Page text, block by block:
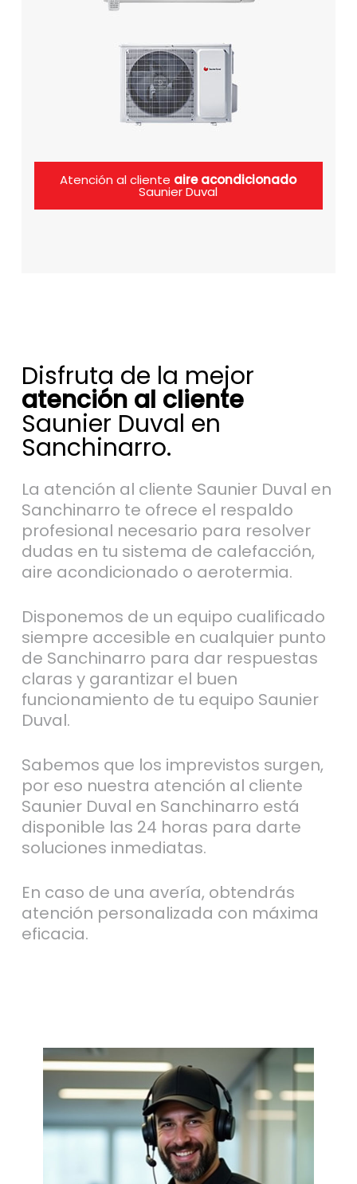
Atención al cliente aire acondicionado
Saunier Duval
Disfruta de la mejor
atención al cliente
Saunier Duval en
Sanchinarro.
La atención al cliente Saunier Duval en
Sanchinarro te ofrece el respaldo
profesional necesario para resolver
dudas en tu sistema de calefacción,
aire acondicionado o aerotermia.
Disponemos de un equipo cualificado
siempre accesible en cualquier punto
de Sanchinarro para dar respuestas
claras y garantizar el buen
funcionamiento de tu equipo Saunier
Duval.
Sabemos que los imprevistos surgen,
por eso nuestra atención al cliente
Saunier Duval en Sanchinarro está
disponible las 24 horas para darte
soluciones inmediatas.
En caso de una avería, obtendrás
atención personalizada con máxima
eficacia.